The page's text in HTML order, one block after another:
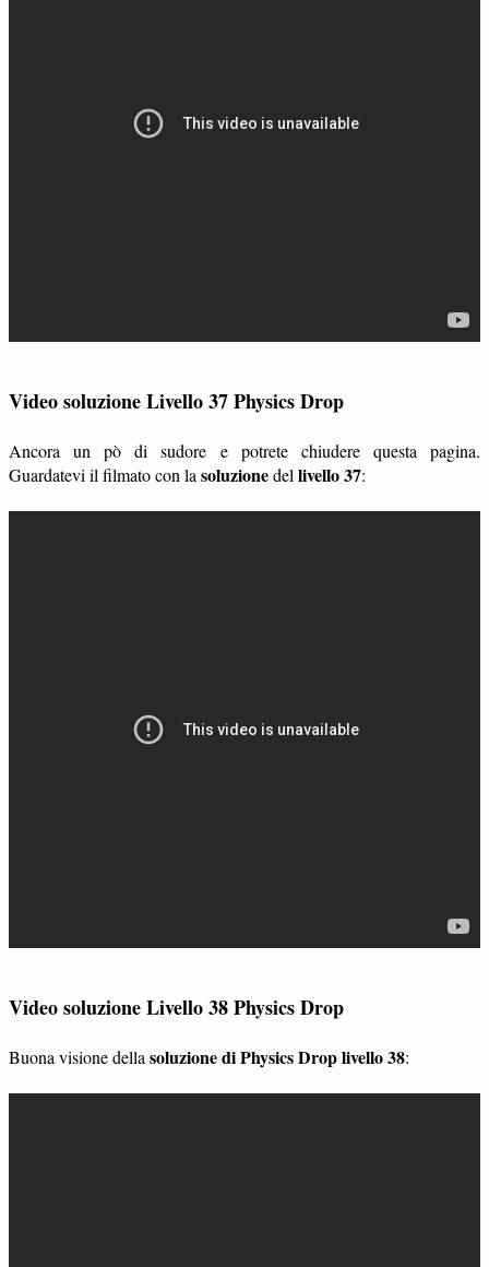
Video soluzione Livello 37 Physics Drop
Ancora un pò di sudore e potrete chiudere questa pagina.
Guardatevi il filmato con la soluzionedel livello 37:
Video soluzione Livello 38 Physics Drop
Buona visione della soluzione di Physics Drop livello 38: